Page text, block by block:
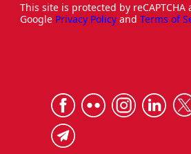
This site is protected by reCAPTCHA
Google Privacy Policy and Terms of